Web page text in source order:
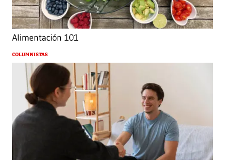
Alimentación 101
COLUMNISTAS